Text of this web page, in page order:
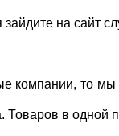
на сайт
компании, то
Товаров в